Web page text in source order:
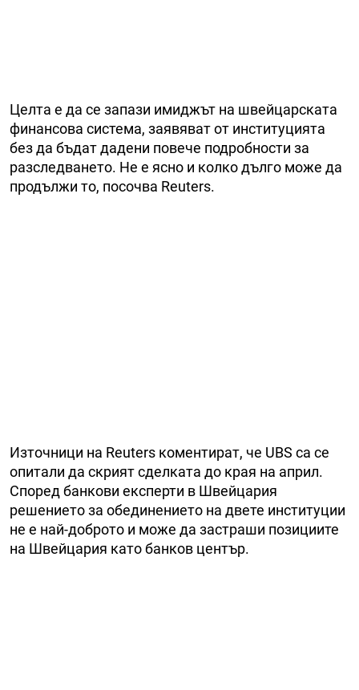
Целта е да се запази имиджът на швейцарската
финансова система, заявяват от институцията
без да бъдат дадени повече подробности за
разследването. Не е ясно и колко дълго може да
продължи то, посочва Reuters.
Източници на Reuters коментират, че UBS са се
опитали да скрият сделката до края на април.
Според банкови експерти в Швейцария
решението за обединението на двете институции
не е най-доброто и може да застраши позициите
на Швейцария като банков център.